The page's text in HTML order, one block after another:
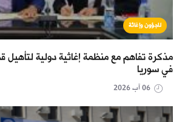
لاجؤون وإغاثة
مذكرة تفاهم مع منظمة إغاثية دولية لتأهيل
في سوريا